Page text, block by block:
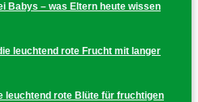
Babys – was Eltern heute wissen
leuchtend rote Frucht mit langer
leuchtend rote Blüte für fruchtigen